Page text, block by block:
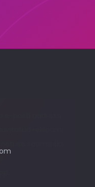
reklaami